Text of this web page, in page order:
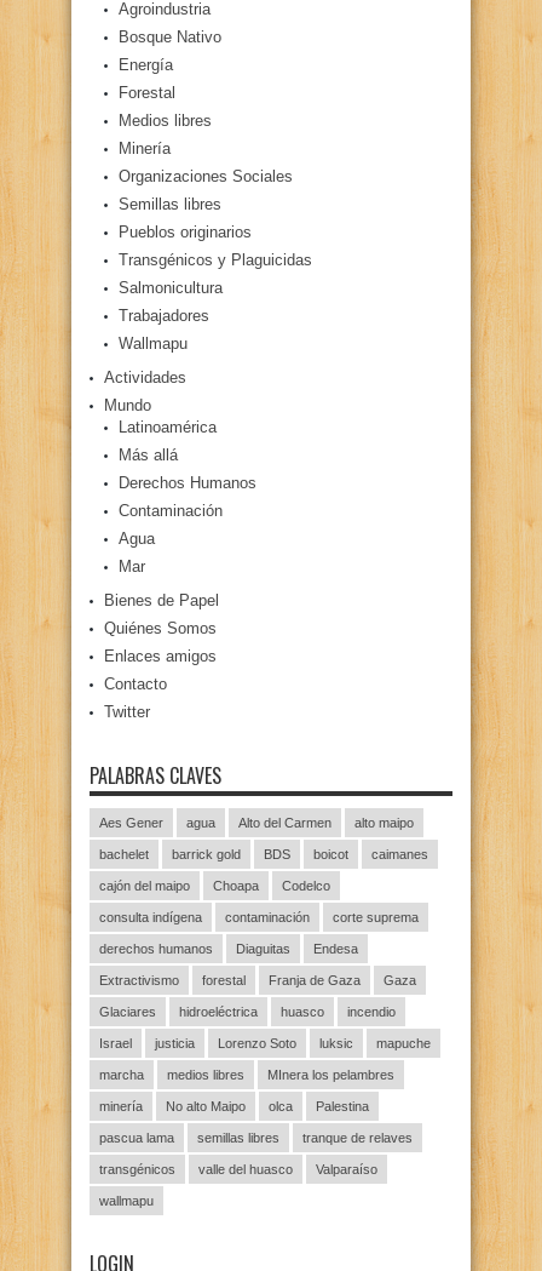
Agroindustria
Bosque Nativo
Energía
Forestal
Medios libres
Minería
Organizaciones Sociales
Semillas libres
Pueblos originarios
Transgénicos y Plaguicidas
Salmonicultura
Trabajadores
Wallmapu
Actividades
Mundo
Latinoamérica
Más allá
Derechos Humanos
Contaminación
Agua
Mar
Bienes de Papel
Quiénes Somos
Enlaces amigos
Contacto
Twitter
PALABRAS CLAVES
Aes Gener agua Alto del Carmen alto maipo
bachelet barrick gold BDS boicot caimanes
cajón del maipo Choapa Codelco
consulta indígena contaminación corte suprema
derechos humanos Diaguitas Endesa
Extractivismo forestal Franja de Gaza Gaza
Glaciares hidroeléctrica huasco incendio
Israel justicia Lorenzo Soto luksic mapuche
marcha medios libres MInera los pelambres
minería No alto Maipo olca Palestina
pascua lama semillas libres tranque de relaves
transgénicos valle del huasco Valparaíso
wallmapu
LOGIN